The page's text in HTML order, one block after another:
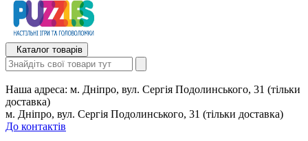
Каталог товарів
Наша адреса: м. Дніпро, вул. Сергія Подолинського, 31 (тільки
доставка)
м. Дніпро, вул. Сергія Подолинського, 31 (тільки доставка)
До контактів